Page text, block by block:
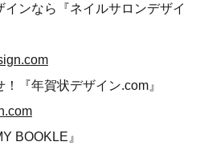
ンなら『ネイルサロンデザイ
『年賀状デザイン.com』
BOOKLE』